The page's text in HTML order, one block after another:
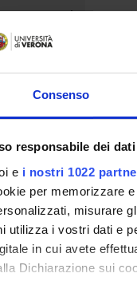
Consenso
responsabile dei dati
e i nostri 1022
per memorizzare
misurare
utilizza i vostri dati e
in cui avete
Dichiarazione sui